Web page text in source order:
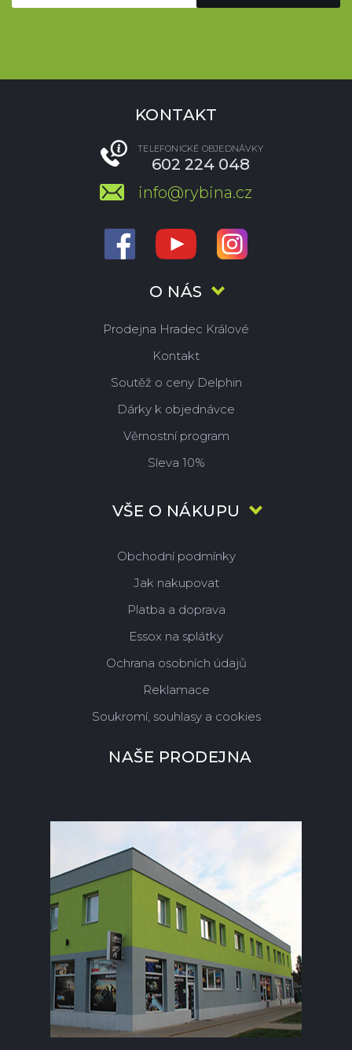
O NÁS
Prodejna Hradec Králové
Kontakt
Soutěž o ceny Delphin
Dárky k objednávce
Věrnostní program
Sleva 10%
VŠE O NÁKUPU
Obchodní podmínky
Jak nakupovat
Platba a doprava
Essox na splátky
Ochrana osobních údajů
Reklamace
Soukromí, souhlasy a cookies
KONTAKT
TELEFONICKÉ OBJEDNÁVKY
602 224 048
info@rybina.cz
NAŠE PRODEJNA